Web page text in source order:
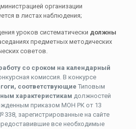
организации
в листах наблюдения;
уроков систематически должны
предметных методических
советов.
со сроком на календарный
комиссия. В конкурсе
соответствующие Типовым
характеристикам должностей
приказом МОН РК от 13
338, зарегистрированные на сайте
все необходимые